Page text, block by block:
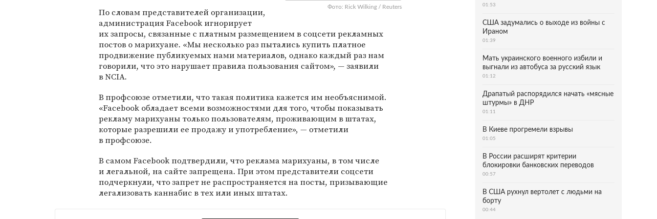
Фото: Rick Wilking / Reuters
По словам представителей организации,
администрация Facebook игнорирует
их запросы, связанные с платным размещением в соцсети рекламных
постов о марихуане. «Мы несколько раз пытались купить платное
продвижение публикуемых нами материалов, однако каждый раз нам
говорили, что это нарушает правила пользования сайтом», — заявили
в NCIA.
В профсоюзе отметили, что такая политика кажется им необъяснимой.
«Facebook обладает всеми возможностями для того, чтобы показывать
рекламу марихуаны только пользователям, проживающим в штатах,
которые разрешили ее продажу и употребление», — отметили
в профсоюзе.
В самом Facebook подтвердили, что реклама марихуаны, в том числе
и легальной, на сайте запрещена. При этом представители соцсети
подчеркнули, что запрет не распространяется на посты, призывающие
легализовать каннабис в тех или иных штатах.
01:53
США задумались о выходе из войны с
Ираном
01:39
Мать украинского военного избили и
выгнали из автобуса за русский язык
01:12
Драпатый распорядился начать «мясные
штурмы» в ДНР
01:11
В Киеве прогремели взрывы
01:05
В России расширят критерии
блокировки банковских переводов
00:57
В США рухнул вертолет с людьми на
борту
00:44